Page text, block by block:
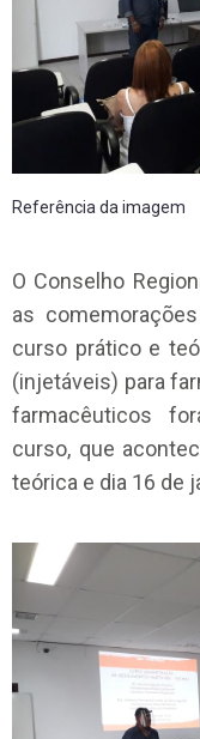
Referência da imagem
O Conselho
as
curso prático e
(injetáveis) para
farmacêuticos
curso, que
teórica e dia 16 de